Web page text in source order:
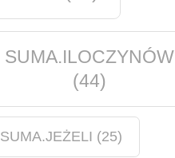
SUMA.ILOCZYNÓW
(44)
SUMA.JEŻELI (25)